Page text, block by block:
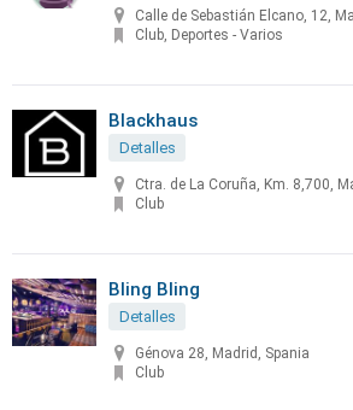
Calle de Sebastián Elcano, 12,
Club, Deportes - Varios
Blackhaus
Detalles
Ctra. de La Coruña, Km. 8,700,
Club
Bling Bling
Detalles
Génova 28, Madrid, Spania
Club